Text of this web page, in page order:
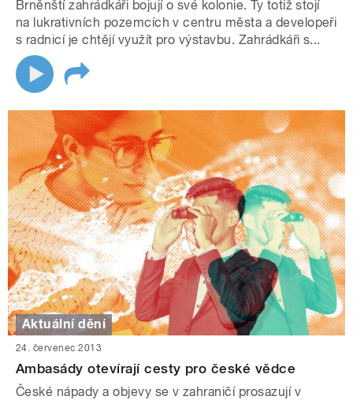
Brněnští zahrádkáři bojují o své kolonie. Ty totiž stojí
na lukrativních pozemcích v centru města a developeři
s radnicí je chtějí využít pro výstavbu. Zahrádkáři s...
Aktuální dění
24. červenec 2013
Ambasády otevírají cesty pro české vědce
České nápady a objevy se v zahraničí prosazují v